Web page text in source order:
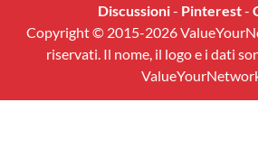
Discussioni- Pinterest-
Copyright © 2015-2026
riservati. Il nome, il logo e i dati